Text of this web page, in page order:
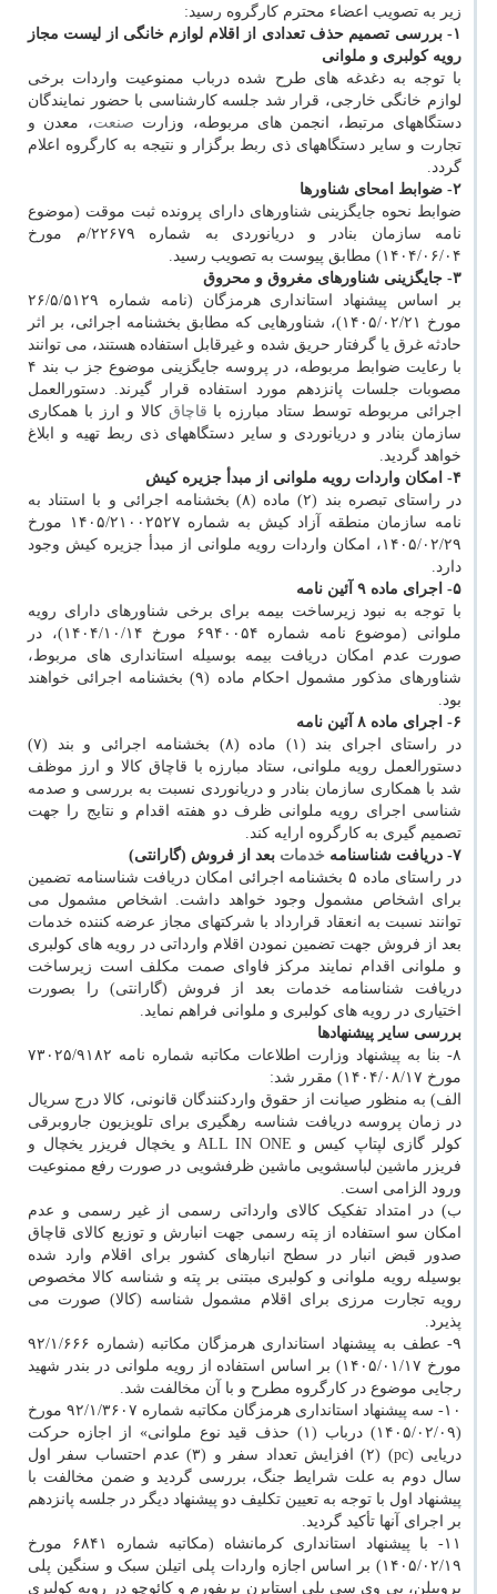
زیر به تصویب اعضاء محترم کارگروه رسید:
۱- بررسی تصمیم حذف تعدادی از اقلام لوازم خانگی از لیست مجاز
رویه کولبری و ملوانی
با توجه به دغدغه های طرح شده درباب ممنوعیت واردات برخی
لوازم خانگی خارجی، قرار شد جلسه کارشناسی با حضور نمایندگان
دستگاههای مرتبط، انجمن های مربوطه، وزارت صنعت، معدن و
تجارت و سایر دستگاههای ذی ربط برگزار و نتیجه به کارگروه اعلام
گردد.
۲- ضوابط امحای شناورها
ضوابط نحوه جایگزینی شناورهای دارای پرونده ثبت موقت (موضوع
نامه سازمان بنادر و دریانوردی به شماره ۲۲۶۷۹/م مورخ
۱۴۰۴/۰۶/۰۴) مطابق پیوست به تصویب رسید.
۳- جایگزینی شناورهای مغروق و محروق
بر اساس پیشنهاد استانداری هرمزگان (نامه شماره ۲۶/۵/۵۱۲۹
مورخ ۱۴۰۵/۰۲/۲۱)، شناورهایی که مطابق بخشنامه اجرائی، بر اثر
حادثه غرق یا گرفتار حریق شده و غیرقابل استفاده هستند، می توانند
با رعایت ضوابط مربوطه، در پروسه جایگزینی موضوع جز ب بند ۴
مصوبات جلسات پانزدهم مورد استفاده قرار گیرند. دستورالعمل
اجرائی مربوطه توسط ستاد مبارزه با قاچاق کالا و ارز با همکاری
سازمان بنادر و دریانوردی و سایر دستگاههای ذی ربط تهیه و ابلاغ
خواهد گردید.
۴- امکان واردات رویه ملوانی از مبدأ جزیره کیش
در راستای تبصره بند (۲) ماده (۸) بخشنامه اجرائی و با استناد به
نامه سازمان منطقه آزاد کیش به شماره ۱۴۰۵/۲۱۰۰۲۵۲۷ مورخ
۱۴۰۵/۰۲/۲۹، امکان واردات رویه ملوانی از مبدأ جزیره کیش وجود
دارد.
۵- اجرای ماده ۹ آئین نامه
با توجه به نبود زیرساخت بیمه برای برخی شناورهای دارای رویه
ملوانی (موضوع نامه شماره ۶۹۴۰۰۵۴ مورخ ۱۴۰۴/۱۰/۱۴)، در
صورت عدم امکان دریافت بیمه بوسیله استانداری های مربوط،
شناورهای مذکور مشمول احکام ماده (۹) بخشنامه اجرائی خواهند
بود.
۶- اجرای ماده ۸ آئین نامه
در راستای اجرای بند (۱) ماده (۸) بخشنامه اجرائی و بند (۷)
دستورالعمل رویه ملوانی، ستاد مبارزه با قاچاق کالا و ارز موظف
شد با همکاری سازمان بنادر و دریانوردی نسبت به بررسی و صدمه
شناسی اجرای رویه ملوانی ظرف دو هفته اقدام و نتایج را جهت
تصمیم گیری به کارگروه ارایه کند.
۷- دریافت شناسنامه
خدمات بعد از فروش (گارانتی)
در راستای ماده ۵ بخشنامه اجرائی امکان دریافت شناسنامه تضمین
برای اشخاص مشمول وجود خواهد داشت. اشخاص مشمول می
توانند نسبت به انعقاد قرارداد با شرکتهای مجاز عرضه کننده خدمات
بعد از فروش جهت تضمین نمودن اقلام وارداتی در رویه های کولبری
و ملوانی اقدام نمایند مرکز فاوای صمت مکلف است زیرساخت
دریافت شناسنامه خدمات بعد از فروش (گارانتی) را بصورت
اختیاری در رویه های کولبری و ملوانی فراهم نماید.
بررسی سایر پیشنهادها
۸- بنا به پیشنهاد وزارت اطلاعات مکاتبه شماره نامه ۷۳۰۲۵/۹۱۸۲
مورخ ۱۴۰۴/۰۸/۱۷) مقرر شد:
الف) به منظور صیانت از حقوق واردکنندگان قانونی، کالا درج سریال
در زمان پروسه دریافت شناسه رهگیری برای تلویزیون جاروبرقی
کولر گازی لپتاپ کیس و ALL IN ONE و یخچال فریزر یخچال و
فریزر ماشین لباسشویی ماشین ظرفشویی در صورت رفع ممنوعیت
ورود الزامی است.
ب) در امتداد تفکیک کالای وارداتی رسمی از غیر رسمی و عدم
امکان سو استفاده از پته رسمی جهت انبارش و توزیع کالای قاچاق
صدور قبض انبار در سطح انبارهای کشور برای اقلام وارد شده
بوسیله رویه ملوانی و کولبری مبتنی بر پته و شناسه کالا مخصوص
رویه تجارت مرزی برای اقلام مشمول شناسه (کالا) صورت می
پذیرد.
۹- عطف به پیشنهاد استانداری هرمزگان مکاتبه (شماره ۹۲/۱/۶۶۶
مورخ ۱۴۰۵/۰۱/۱۷) بر اساس استفاده از رویه ملوانی در بندر شهید
رجایی موضوع در کارگروه مطرح و با آن مخالفت شد.
۱۰- سه پیشنهاد استانداری هرمزگان مکاتبه شماره ۹۲/۱/۳۶۰۷ مورخ
(۱۴۰۵/۰۲/۰۹) درباب (۱) حذف قید نوع ملوانی» از اجازه حرکت
دریایی (pc) (۲) افزایش تعداد سفر و (۳) عدم احتساب سفر اول
سال دوم به علت شرایط جنگ، بررسی گردید و ضمن مخالفت با
پیشنهاد اول با توجه به تعیین تکلیف دو پیشنهاد دیگر در جلسه پانزدهم
بر اجرای آنها تأکید گردید.
۱۱- با پیشنهاد استانداری کرمانشاه (مکاتبه شماره ۶۸۴۱ مورخ
۱۴۰۵/۰۲/۱۹) بر اساس اجازه واردات پلی اتیلن سبک و سنگین پلی
پروپیلن، پی وی سی پلی استایرن پریفورم و کائوچو در رویه کولبری